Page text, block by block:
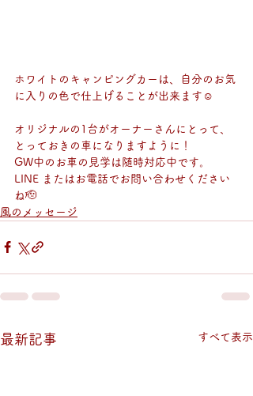
ホワイトのキャンピングカーは、自分のお気
に入りの色で仕上げることが出来ます☺
オリジナルの1台がオーナーさんにとって、
とっておきの車になりますように！
GW中のお車の見学は随時対応中です。
LINE またはお電話でお問い合わせください
ね🫡
風のメッセージ
最新記事 すべて表示